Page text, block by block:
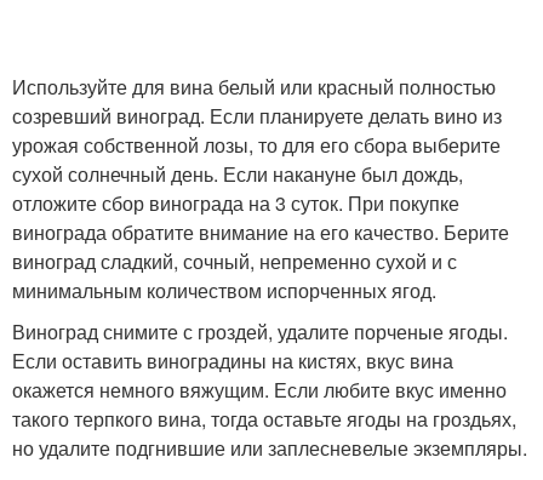
Используйте для вина белый или красный полностью
созревший виноград. Если планируете делать вино из
урожая собственной лозы, то для его сбора выберите
сухой солнечный день. Если накануне был дождь,
отложите сбор винограда на 3 суток. При покупке
винограда обратите внимание на его качество. Берите
виноград сладкий, сочный, непременно сухой и с
минимальным количеством испорченных ягод.
Виноград снимите с гроздей, удалите порченые ягоды.
Если оставить виноградины на кистях, вкус вина
окажется немного вяжущим. Если любите вкус именно
такого терпкого вина, тогда оставьте ягоды на гроздьях,
но удалите подгнившие или заплесневелые экземпляры.